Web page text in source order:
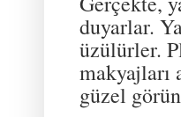
duyarlar.
üzülürler.
makyajları
güzel